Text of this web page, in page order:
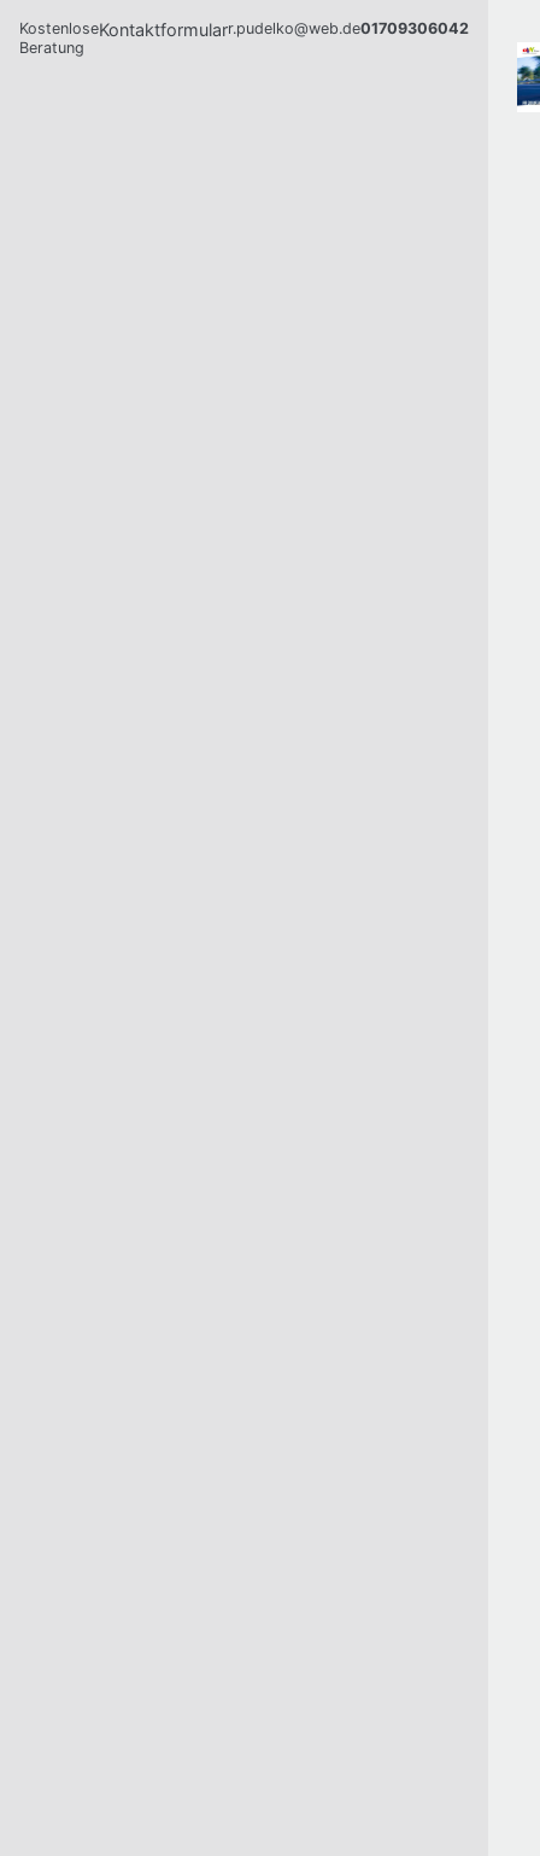
Kostenlose
Beratung
Kontaktformularr.pudelko@web.de01709306042